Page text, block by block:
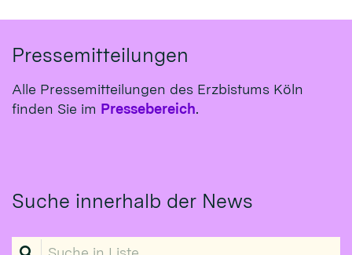
Pressemitteilungen
Alle Pressemitteilungen des Erzbistums Köln
finden Sie im Pressebereich.
Suche innerhalb der News
Suche in Liste